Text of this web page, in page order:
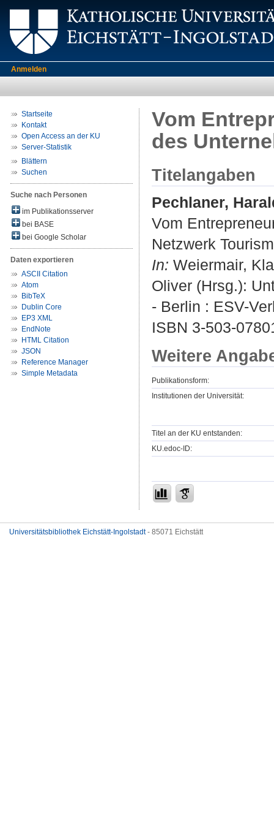
Anmelden
Startseite
Kontakt
Open Access an der KU
Server-Statistik
Blättern
Suchen
Suche nach Personen
im Publikationsserver
bei BASE
bei Google Scholar
Daten exportieren
ASCII Citation
Atom
BibTeX
Dublin Core
EP3 XML
EndNote
HTML Citation
JSON
Reference Manager
Simple Metadata
Vom
des
Titelangaben
Pechlaner,
Vom
Netzwerk
In: Weiermair,
Oliver (Hrsg.):
- Berlin : ESV-
ISBN 3-503-
Weitere
Publikationsform:
Institutionen der Universität:
Titel an der KU entstanden:
KU.edoc-ID:
Universitätsbibliothek Eichstätt-Ingolstadt- 85071 Eichstätt